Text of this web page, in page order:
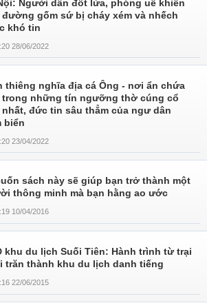
Người dân đốt lửa, phóng uế khiến
gốm sứ bị cháy xém và nhếch
khó tin
28/06/2022
thiêng nghĩa địa cá Ông - nơi ẩn chứa
trong những tín ngưỡng thờ cúng cổ
đức tin sâu thẳm của ngư dân
biển
23/04/2022
sách này sẽ giúp bạn trở thành một
thông minh mà bạn hằng ao ước
10/04/2016
khu du lịch Suối Tiên: Hành trình từ trại
trăn thành khu du lịch danh tiếng
22/06/2015